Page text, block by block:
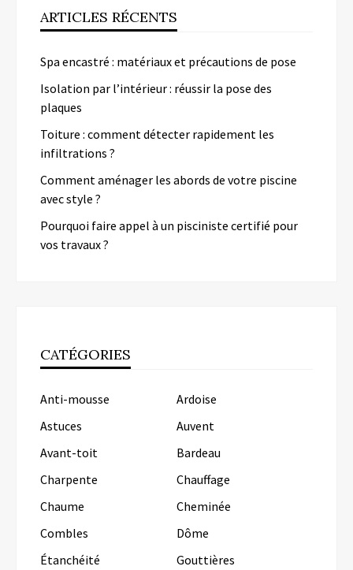
ARTICLES RÉCENTS
Spa encastré : matériaux et précautions de pose
Isolation par l’intérieur : réussir la pose des
plaques
Toiture : comment détecter rapidement les
infiltrations ?
Comment aménager les abords de votre piscine
avec style ?
Pourquoi faire appel à un pisciniste certifié pour
vos travaux ?
CATÉGORIES
Anti-mousse
Ardoise
Astuces
Auvent
Avant-toit
Bardeau
Charpente
Chauffage
Chaume
Cheminée
Combles
Dôme
Étanchéité
Gouttières